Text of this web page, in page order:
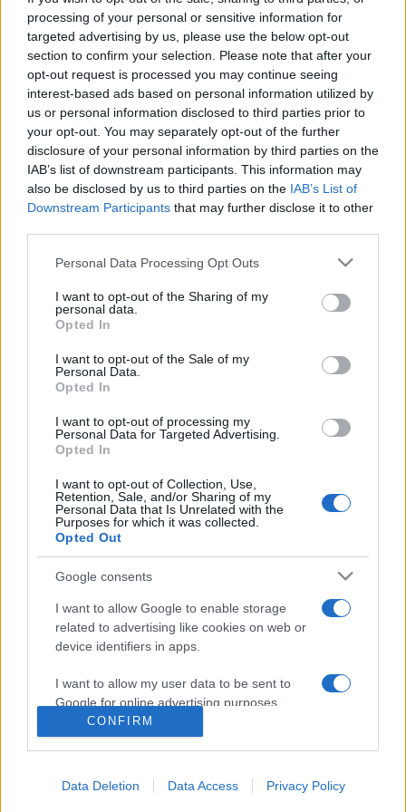
processing of your personal or sensitive information for
targeted advertising by us, please use the below opt-out
section to confirm your selection. Please note that after your
opt-out request is processed you may continue seeing
interest-based ads based on personal information utilized by
us or personal information disclosed to third parties prior to
your opt-out. You may separately opt-out of the further
disclosure of your personal information by third parties on the
IAB’s list of downstream participants. This information may
also be disclosed by us to third parties on the IAB’s List of
Downstream Participants that may further disclose it to other
Please note that this website/app uses one or more Google
not limited to your visit or usage behaviour. You may click to
grant or deny consent to Google and its third-party tags to
use your data for below specified purposes in below Google
consent section.
Personal Data Processing Opt Outs
I want to opt-out of the Sharing of my
personal data.
Opted In
I want to opt-out of the Sale of my
Personal Data.
Opted In
I want to opt-out of processing my
Personal Data for Targeted Advertising.
Opted In
I want to opt-out of Collection, Use,
Retention, Sale, and/or Sharing of my
Personal Data that Is Unrelated with the
Purposes for which it was collected.
Opted Out
Google consents
I want to allow Google to enable storage
related to advertising like cookies on web or
device identifiers in apps.
I want to allow my user data to be sent to
Google for online advertising purposes.
I want to allow Google to send me
I want to allow Google to enable storage
CONFIRM
Data Deletion Data Access Privacy Policy
Az éjfélig tartó programok során lesz reneszánsz táncház,
és szintén a XV. századot idéző reneszánsz konyhában
korabeli fűszereket is meg lehet kóstolni. Az esti órákban a
vár négy állandó gyűjteményében, a reneszánsz
kastélytermekben, az Esterházy családtörténeti tárlaton,
gróf Almásy László ? az "angol beteg" ? afrikai útját
bemutató fotókiállításon és az Illyés Gyula emlékkiállításon
A dunaföldvári vár fafaragó galériájában, amely szombaton
ingyen látogatható, a Duna-Tisza köze népművészetét
bemutató tárlat nyílik, és kiállításon mutatkozik be
Gábor fotóművész. Este a blues-t játszó Johnny Biglip Band
ad koncertet, az éjszaka folyamán pedig az egykori
A programot mindkét helyszínen Szent Iván-éji tűzugrás,
tűzzsonglőr-bemutató zárja.